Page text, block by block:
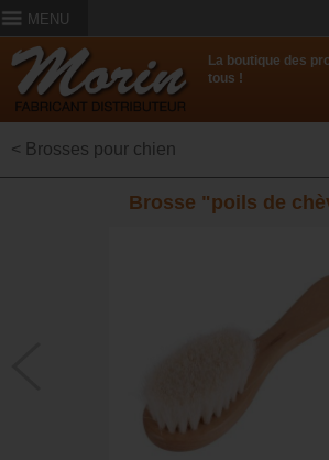
MENU
La boutique des
tous !
< Brosses pour chien
Brosse "poils de